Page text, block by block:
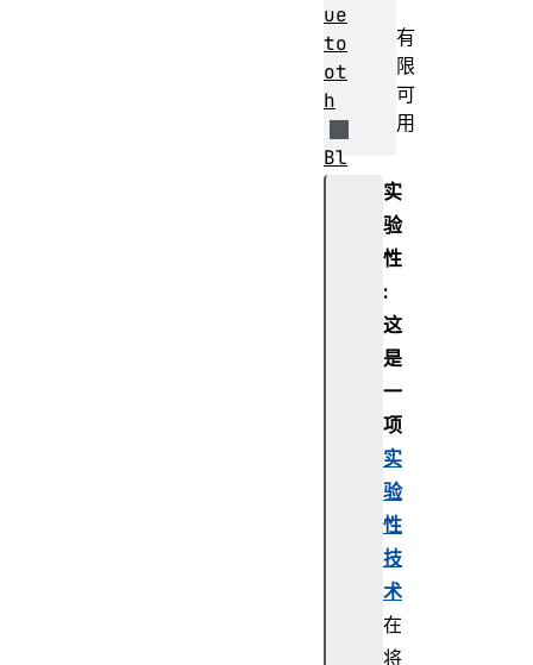
有
限
可
用
实
验
性
:
这
是
一
项
实
验
性
技
术
在
将
ue
to
ot
h
Bl
ue